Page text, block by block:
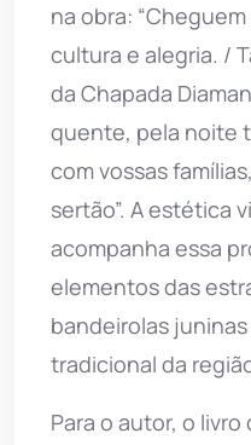
na obra:
cultura e alegria. /
da Chapada
quente, pela noite
com vossas
sertão”. A estética
acompanha essa
elementos das
bandeirolas
tradicional da
Para o autor, o